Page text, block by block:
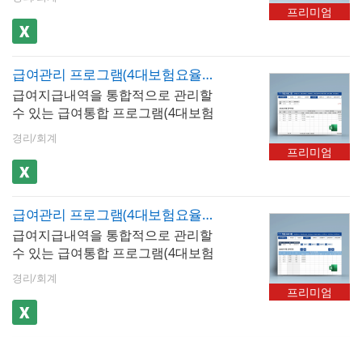
니다. 급여지급항목 및 공제항목은
최대 20개까지 추가할 수 있으며, 저
세서, 급여입금내역서 시트에서 자
동으로 불러올 수 있습니다. 사원 정
보를 바탕으로 재직증명서, 경력증
명서, 퇴직증명서 자동발급이 가능
트]버튼을 클릭하면 매년 개정되는
4대보험요율 및 근로소득간이세액
표가 자동 업데이트 됩니다. ※ 프로
그램 규격 : MS오피스 엑셀 2007이
상 ※ 프로그램 구성 : 회사정보, 사
원정보, 급여입력, 급여대장, 급여명
세서, 급여입금내역, 급여통계관리,
증명서발행(재직증명서, 경력증명
서, 퇴직증명서)
입금 내역서를 한번에 관리할 수 있
는 엑셀 프로그램입니다. [사원관리]
시트에 입력하는 직책수당, 기본급,
무시간] 시트에 입력 및 저장하는 근
무현황을 바탕으로 [급여입력]시트
의 지급내역(과세) 부분이 자동 산출
되여 표기되며, 공제내역(근로소득
산됩니다. 엑셀 파일 내 [최신 업데
이트]버튼을 클릭하면 매년 개정되
액표가 자동 업데이트 됩니다. ※ 프
로그램 규격 : MS오피스 엑셀 2007
이상 ※ 프로그램 구성 : 사원관리,
근무시간, 급여입력, 급여대장, 급여
관리
프리미엄
급여관리 프로그램(4대보험요율 자동 업데이트, 두루누리 적용, 급여대장, 급여명세서, 급여입금내역서, 재직증명서, 퇴직증명서)
급여지급내역을 통합적으로 관리할
수 있는 급여통합 프로그램(4대보험
요율 자동 업데이트, 두루누리,10인
미만)입니다. 급여 내역을 월별로 입
력, 저장, 검색할 수 있습니다. 두루
누리 사회보험이 적용된 급여서식
로자는 [고용보험]과 [국민연금]이
할인된 금액으로 계산됩니다. 또한
예술인의 경우 고용보험을 할인 금
액으로 계산할 수 있습니다. 4대보
득세, 고용보험, 국민연금, 건강보
험, 장기요양보험)되며, 급여지급항
경리/회계
프리미엄
급여관리 프로그램(4대보험요율 자동 업데이트, 50인용, 급여대장, 급여명세서, 급여입금내역서, 재직증명서, 퇴직증명서)
급여지급내역을 통합적으로 관리할
수 있는 급여통합 프로그램(4대보험
요율 자동 업데이트, 50인용)입니
다. 급여내역을 월별로 입력, 저장,
검색할 수 있습니다. 4대보험이 자
동계산(근로소득세, 지방소득세, 고
경리/회계
프리미엄